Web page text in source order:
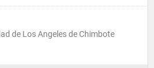
de Los Angeles de Chimbote